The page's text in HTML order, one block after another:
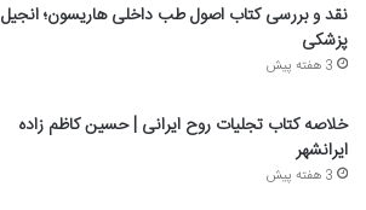
نقد و بررسی کتاب اصول طب داخلی هاریسون؛ انجیل
پزشکی
3 هفته پیش
خلاصه کتاب تجلیات روح ایرانی | حسین کاظم زاده
ایرانشهر
3 هفته پیش